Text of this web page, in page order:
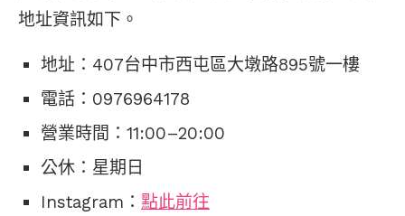
地址資訊如下。
地址：407台中市西屯區大墩路895號一樓
電話：0976964178
營業時間：11:00–20:00
公休：星期日
Instagram： 點此前往